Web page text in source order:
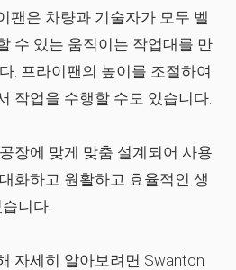
팬은 차량과 기술자가 모두 벨
수 있는 움직이는 작업대를 만
. 프라이팬의 높이를 조절하여
작업을 수행할 수도 있습니다.
장에 맞게 맞춤 설계되어 사용
화하고 원활하고 효율적인 생
니다.
자세히 알아보려면 Swanton